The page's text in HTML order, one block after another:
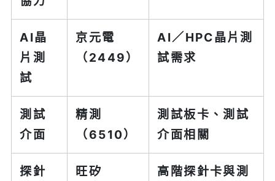
AI晶
片測
試
京元電
（2449）
AI／HPC晶片測
試需求
測試
介面
精測
（6510）
測試板卡、測試
介面相關
探針 旺矽 高階探針卡與測